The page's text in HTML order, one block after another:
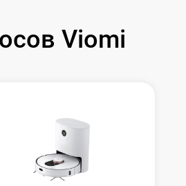
Viomi